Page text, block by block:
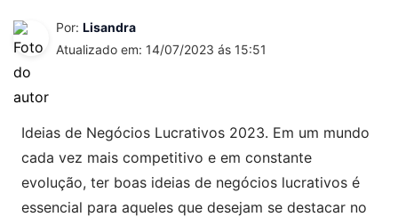
Por: Lisandra
Atualizado em: 14/07/2023 ás 15:51
Ideias de Negócios Lucrativos 2023. Em um mundo
cada vez mais competitivo e em constante
evolução, ter boas ideias de negócios lucrativos é
essencial para aqueles que desejam se destacar no